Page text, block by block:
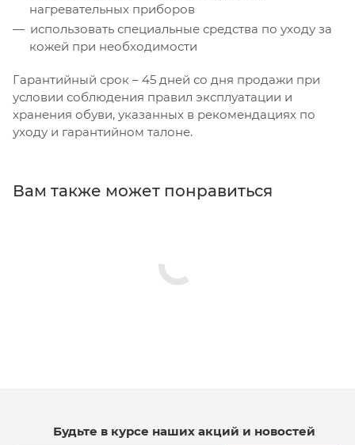
нагревательных приборов
использовать специальные средства по уходу за
кожей при необходимости
Гарантийный срок – 45 дней со дня продажи при
условии соблюдения правил эксплуатации и
хранения обуви, указанных в рекомендациях по
уходу и гарантийном талоне.
Вам также может понравиться
Будьте в курсе наших акций и новостей